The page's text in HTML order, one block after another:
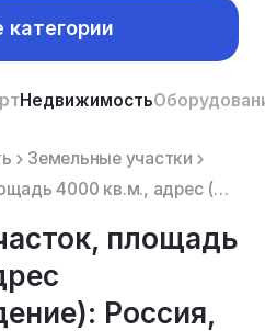
категории
Недвижимость
Земельные участки
Земельный участок, площадь 4000 кв.м., адрес (местонахождение): Россия, обл Томская, р-н Первомайски...
площадь
Россия,